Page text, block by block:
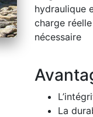
hydraulique
charge
nécessaire
La